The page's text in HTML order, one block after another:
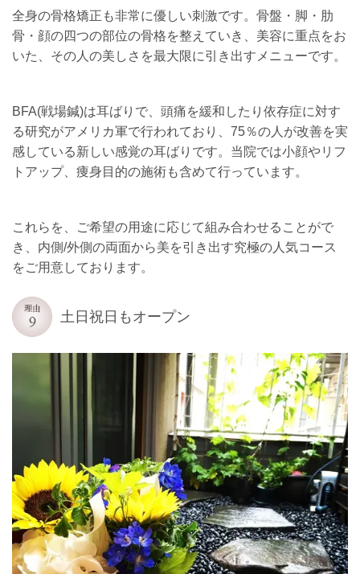
全身の骨格矯正も非常に優しい刺激です。骨盤・脚・肋
骨・顔の四つの部位の骨格を整えていき、美容に重点をお
いた、その人の美しさを最大限に引き出すメニューです。
BFA(戦場鍼)は耳ばりで、頭痛を緩和したり依存症に対す
る研究がアメリカ軍で行われており、75％の人が改善を実
感している新しい感覚の耳ばりです。当院では小顔やリフ
トアップ、痩身目的の施術も含めて行っています。
​これらを、ご希望の用途に応じて組み合わせることがで
き、内側/外側の両面から美を引き出す究極の人気コース
をご用意しております。
土日祝日もオープン